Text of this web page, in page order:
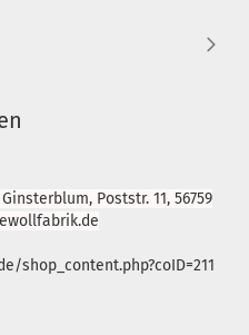
Poststr. 11, 56759
shop_content.php?coID=211